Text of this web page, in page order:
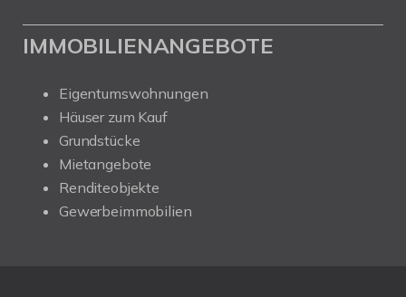
IMMOBILIENANGEBOTE
Eigentumswohnungen
Häuser zum Kauf
Grundstücke
Mietangebote
Renditeobjekte
Gewerbeimmobilien